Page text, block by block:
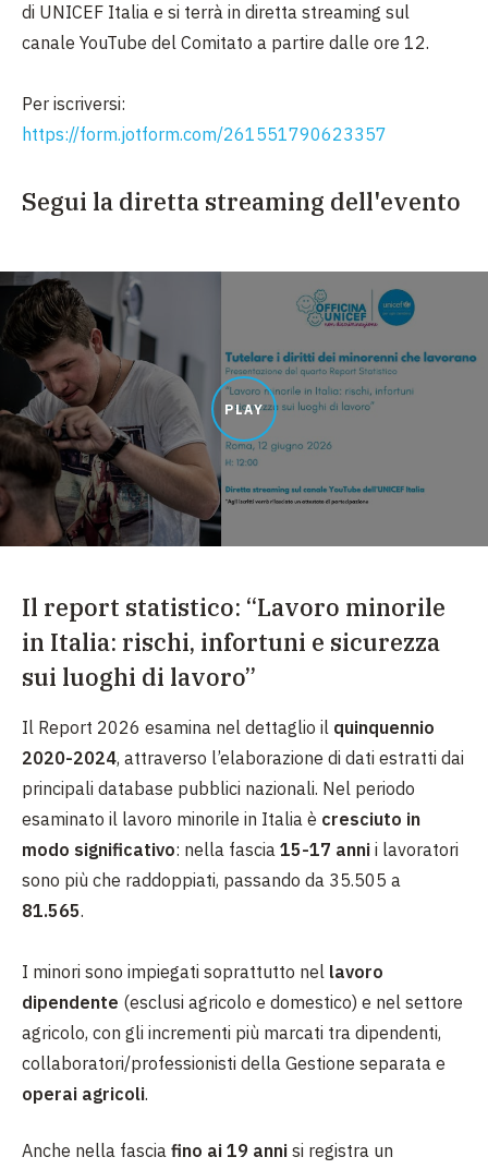
di UNICEF Italia e si terrà in diretta streaming sul
canale YouTube del Comitato a partire dalle ore 12.
Per iscriversi:
https://form.jotform.com/261551790623357
Segui la diretta streaming dell'evento
PLAY
Il report statistico: “Lavoro minorile
in Italia: rischi, infortuni e sicurezza
sui luoghi di lavoro”
Il Report 2026 esamina nel dettaglio il quinquennio
2020-2024, attraverso l’elaborazione di dati estratti dai
principali database pubblici nazionali. Nel periodo
esaminato il lavoro minorile in Italia è cresciuto in
modo significativo: nella fascia 15-17 anni i lavoratori
sono più che raddoppiati, passando da 35.505 a
81.565.
I minori sono impiegati soprattutto nel lavoro
dipendente (esclusi agricolo e domestico) e nel settore
agricolo, con gli incrementi più marcati tra dipendenti,
collaboratori/professionisti della Gestione separata e
operai agricoli.
Anche nella fascia fino ai 19 anni si registra un